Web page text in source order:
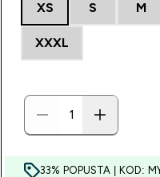
XS S M
XXXL
33% POPUSTA | KOD: